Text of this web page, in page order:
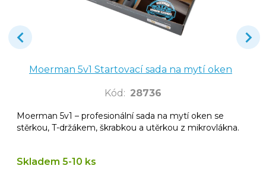
Moerman 5v1 Startovací sada na mytí oken
Kód : 28736
Moerman 5v1 – profesionální sada na mytí oken se
stěrkou, T-držákem, škrabkou a utěrkou z mikrovlákna.
Skladem 5-10 ks